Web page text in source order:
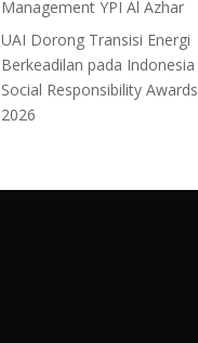
Management YPI Al Azhar
UAI Dorong Transisi Energi
Berkeadilan pada Indonesia
Social Responsibility Awards
2026